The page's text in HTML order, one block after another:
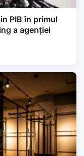
PIB în primul
a agenției